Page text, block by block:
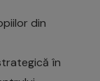
din
în